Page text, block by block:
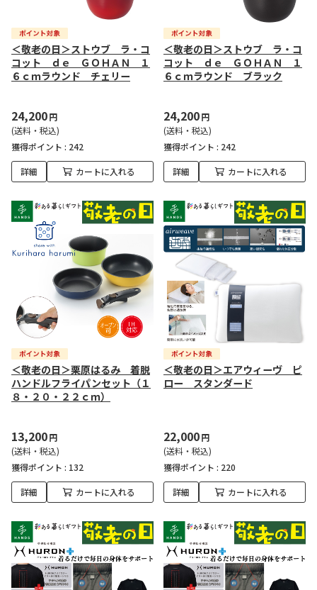
＜敬老の日＞ストウブ ラ・コ
コット ｄｅ ＧＯＨＡＮ １
６ｃｍラウンド チェリー
24,200円
(送料・税込)
獲得ポイント : 242
詳細 カートに入れる
＜敬老の日＞ストウブ ラ・コ
コット ｄｅ ＧＯＨＡＮ １
６ｃｍラウンド ブラック
24,200円
(送料・税込)
獲得ポイント : 242
詳細 カートに入れる
＜敬老の日＞栗原はるみ 着脱
ハンドルフライパンセット（１
８・２０・２２ｃｍ）
13,200円
(送料・税込)
獲得ポイント : 132
詳細 カートに入れる
＜敬老の日＞エアウィーヴ ピ
ロー スタンダード
22,000円
(送料・税込)
獲得ポイント : 220
詳細 カートに入れる